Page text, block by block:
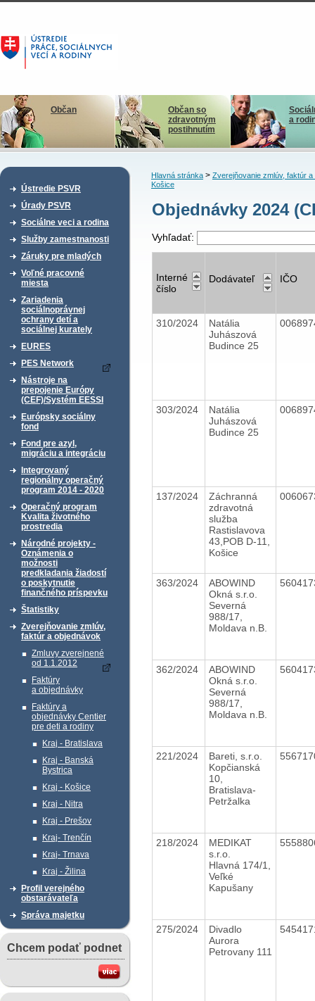
Občan
Občan so
zdravotným
postihnutím
a
Ústredie PSVR
Úrady PSVR
Sociálne veci a rodina
Služby zamestnanosti
Záruky pre mladých
Voľné pracovné
miesta
Zariadenia
sociálnoprávnej
ochrany detí a
sociálnej kurately
EURES
PES Network
Nástroje na
prepojenie Európy
(CEF)/Systém EESSI
Európsky sociálny
fond
Fond pre azyl,
migráciu a integráciu
Integrovaný
regionálny operačný
program 2014 - 2020
Operačný program
Kvalita životného
prostredia
Národné projekty -
Oznámenia o
možnosti
predkladania žiadostí
o poskytnutie
finančného príspevku
Štatistiky
Zverejňovanie zmlúv,
faktúr a objednávok
Zmluvy zverejnené
od 1.1.2012
Faktúry
a objednávky
Faktúry a
objednávky Centier
pre deti a rodiny
Kraj - Bratislava
Kraj - Banská
Bystrica
Kraj - Košice
Kraj - Nitra
Kraj - Prešov
Kraj- Trenčín
Kraj- Trnava
Kraj - Žilina
Profil verejného
obstarávateľa
Správa majetku
Chcem podať podnet
Hlavná stránka> Zverejňovanie zmlúv, faktúr a
Košice
Objednávky 2024
Vyhľadať:
Interné
číslo
Dodávateľ IČO
310/2024
Natália
Juhászová
Budince 25
303/2024
Natália
Juhászová
Budince 25
137/2024
Záchranná
zdravotná
služba
Rastislavova
43,POB D-11,
Košice
363/2024
ABOWIND
Okná s.r.o.
Severná
988/17,
Moldava n.B.
362/2024
ABOWIND
Okná s.r.o.
Severná
988/17,
Moldava n.B.
221/2024
Bareti, s.r.o.
Kopčianská
10,
Bratislava-
Petržalka
218/2024
MEDIKAT
s.r.o.
Hlavná 174/1,
Veľké
Kapušany
275/2024
Divadlo
Aurora
Petrovany 111